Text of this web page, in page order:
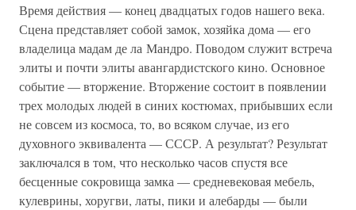
Время действия — конец двадцатых годов нашего века.
Сцена представляет собой замок, хозяйка дома — его
владелица мадам де ла Мандро. Поводом служит встреча
элиты и почти элиты авангардистского кино. Основное
событие — вторжение. Вторжение состоит в появлении
трех молодых людей в синих костюмах, прибывших если
не совсем из космоса, то, во всяком случае, из его
духовного эквивалента — СССР. А результат? Результат
заключался в том, что несколько часов спустя все
бесценные сокровища замка — средневековая мебель,
кулеврины, хоругви, латы, пики и алебарды — были